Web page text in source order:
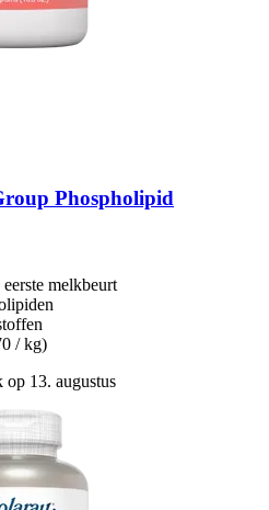
Phospholipid
melkbeurt
/ kg)
13. augustus